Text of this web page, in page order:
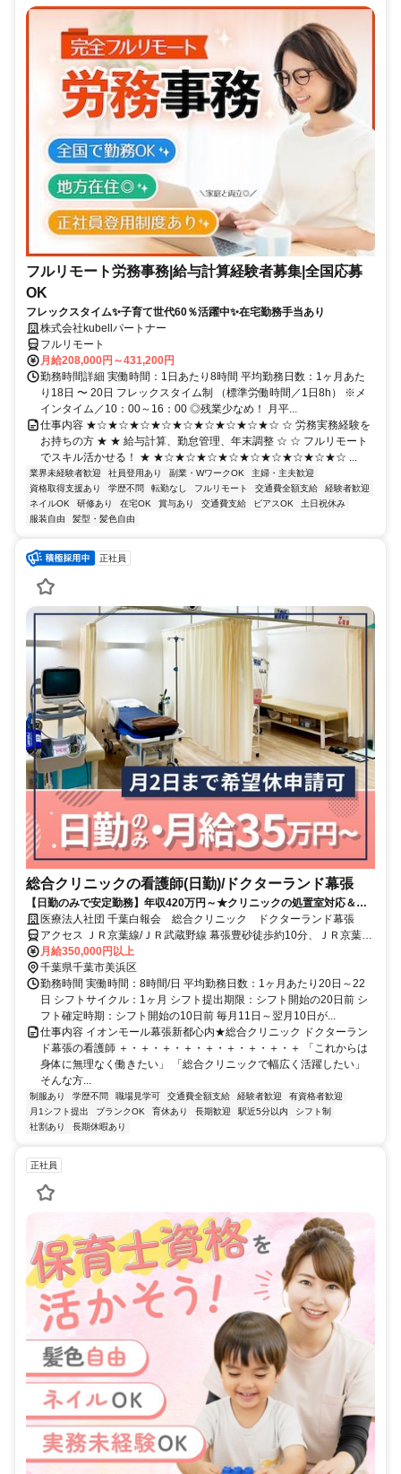
フルリモート労務事務|給与計算経験者募集|全国応募
OK
フレックスタイム✨子育て世代60％活躍中✨在宅勤務手当あり
株式会社kubellパートナー
フルリモート
月給208,000円～431,200円
勤務時間詳細 実働時間：1日あたり8時間 平均勤務日数：1ヶ月あた
り18日 〜 20日 フレックスタイム制 （標準労働時間／1日8h） ※メ
インタイム／10：00～16：00 ◎残業少なめ！ 月平...
仕事内容 ★☆★☆★☆★☆★☆★☆★☆★☆★☆ ☆ 労務実務経験を
お持ちの方 ★ ★ 給与計算、勤怠管理、年末調整 ☆ ☆ フルリモート
でスキル活かせる！ ★ ★☆★☆★☆★☆★☆★☆★☆★☆★☆ ...
業界未経験者歓迎 社員登用あり 副業・WワークOK
主婦・主夫歓迎
資格取得支援あり
学歴不問 転勤なし フルリモート 交通費全額支給
経験者歓迎
ネイルOK
研修あり 在宅OK 賞与あり 交通費支給 ピアスOK
土日祝休み
服装自由
髪型・髪色自由
正社員
総合クリニックの看護師(日勤)/ドクターランド幕張
【日勤のみで安定勤務】年収420万円～★クリニックの処置室対応＆診
察介助◎大規模医療グループで福利厚生も充実♪
医療法人社団 千葉白報会 総合クリニック ドクターランド幕張
アクセス ＪＲ京葉線/ＪＲ武蔵野線 幕張豊砂徒歩約10分、ＪＲ京葉線/
ＪＲ武蔵野線 海浜幕張北口(中央口)徒歩約15分 「幕張豊砂駅」目の
前
月給350,000円以上
千葉県千葉市美浜区
勤務時間 実働時間：8時間/日 平均勤務日数：1ヶ月あたり20日～22
日 シフトサイクル：1ヶ月 シフト提出期限：シフト開始の20日前 シ
フト確定時期：シフト開始の10日前 毎月11日～翌月10日が...
仕事内容 イオンモール幕張新都心内★総合クリニック ドクターラン
ド幕張の看護師 ＋・＋・＋・＋・＋・＋・＋・＋・＋ 「これからは
身体に無理なく働きたい」 「総合クリニックで幅広く活躍したい」
そんな方...
制服あり 学歴不問 職場見学可 交通費全額支給 経験者歓迎
有資格者歓迎
月1シフト提出
ブランクOK 育休あり 長期歓迎 駅近5分以内
シフト制
社割あり
長期休暇あり
正社員